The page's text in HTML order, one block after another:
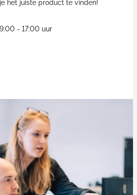
het juiste product te vinden!
- 17:00 uur